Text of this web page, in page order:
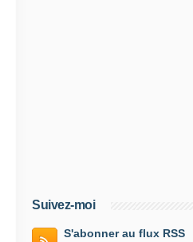
Suivez-moi
S'abonner au flux RSS